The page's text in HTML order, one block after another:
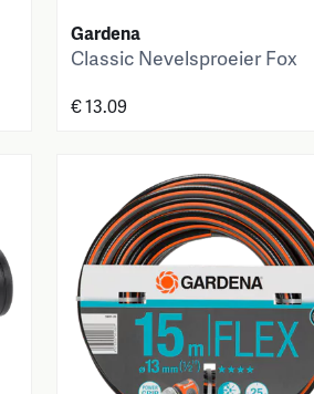
Gardena
Classic Nevelsproeier Fox
€ 13.09